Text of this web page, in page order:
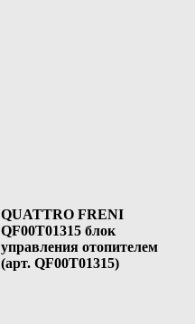
QUATTRO FRENI
QF00T01315 блок
управления отопителем
(арт. QF00T01315)